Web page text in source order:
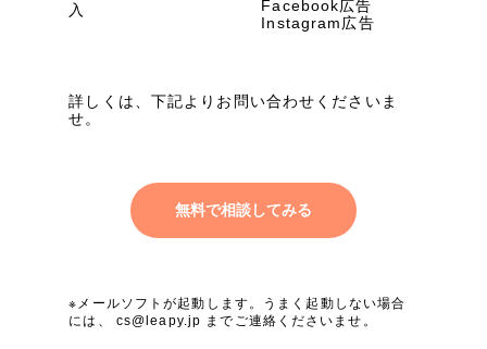
入
Facebook広告
Instagram広告
詳しくは、下記よりお問い合わせくださいま
せ。
無料で相談してみる
※メールソフトが起動します。うまく起動しない場合
には、 cs@leapy.jp までご連絡くださいませ。